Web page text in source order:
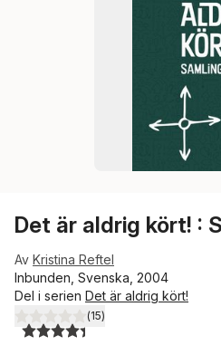
Det är aldrig kört! :
Av Kristina Reftel
Inbunden, Svenska, 2004
Del i serien Det är aldrig kört!
4,4utav 5 stjärnor. Totalt antal
(15)